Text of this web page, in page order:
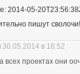
2014-05-
пишут
30.05.2014 в 16:52
всех проектах они